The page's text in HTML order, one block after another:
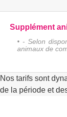
Supplément
• - Selon
animaux de
Nos tarifs sont
de la période et